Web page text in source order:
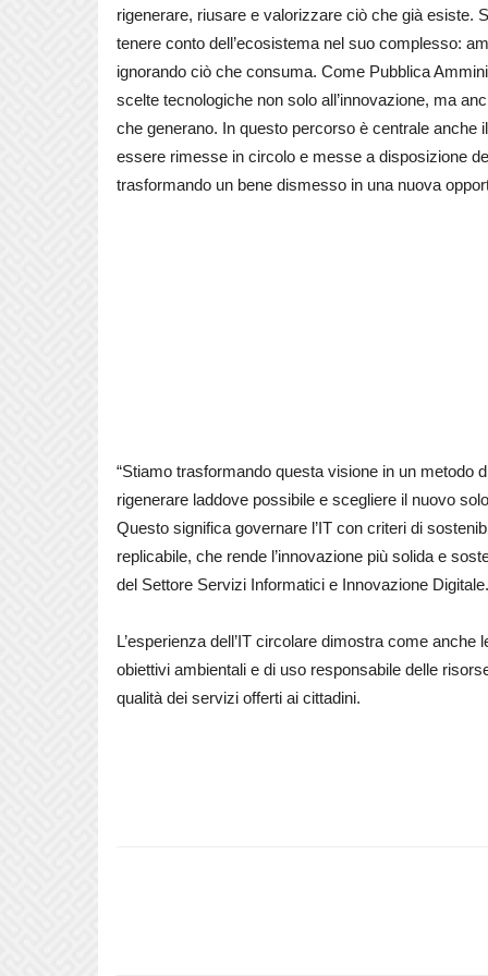
rigenerare, riusare e valorizzare ciò che già esiste.
tenere conto dell’ecosistema nel suo complesso:
ignorando ciò che consuma. Come Pubblica
scelte tecnologiche non solo all’innovazione, ma
che generano. In questo percorso è centrale anche
essere rimesse in circolo e messe a disposizione
trasformando un bene dismesso in una nuova
“Stiamo trasformando questa visione in un metodo
rigenerare laddove possibile e scegliere il nuovo
Questo significa governare l’IT con criteri di
replicabile, che rende l’innovazione più solida e
del Settore Servizi Informatici e Innovazione
L’esperienza dell’IT circolare dimostra come
obiettivi ambientali e di uso responsabile delle
qualità dei servizi offerti ai cittadini.